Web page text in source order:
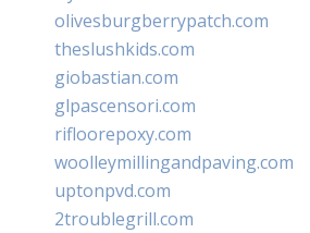
olivesburgberrypatch.com
theslushkids.com
giobastian.com
glpascensori.com
rifloorepoxy.com
woolleymillingandpaving.com
uptonpvd.com
2troublegrill.com